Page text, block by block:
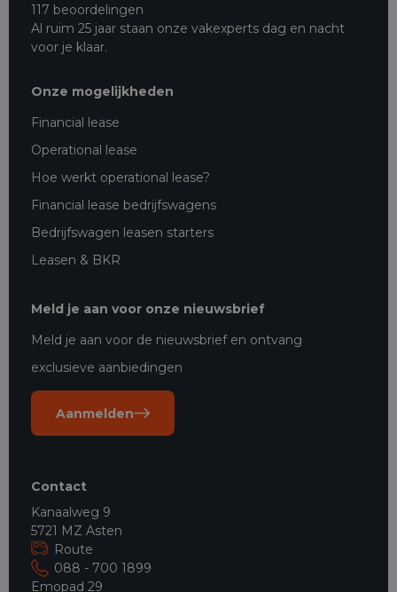
117 beoordelingen
Al ruim 25 jaar staan onze vakexperts dag en nacht
voor je klaar.
Onze mogelijkheden
Financial lease
Operational lease
Hoe werkt operational lease?
Financial lease bedrijfswagens
Bedrijfswagen leasen starters
Leasen & BKR
Meld je aan voor onze nieuwsbrief
Meld je aan voor de nieuwsbrief en ontvang
exclusieve aanbiedingen
Aanmelden
Contact
Kanaalweg 9
5721 MZ Asten
Route
088 - 700 1899
Emopad 29